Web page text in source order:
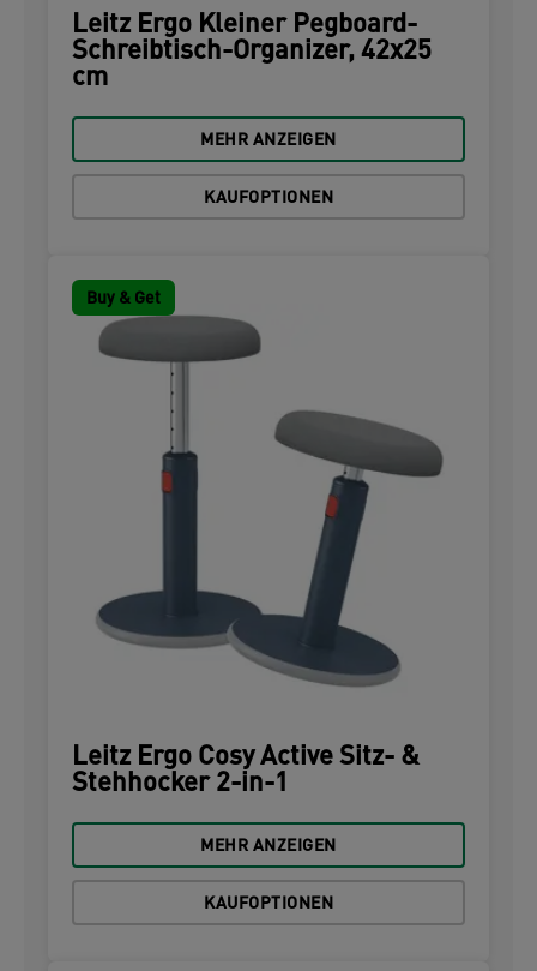
Leitz Ergo Kleiner Pegboard-
Schreibtisch-Organizer, 42x25
cm
MEHR ANZEIGEN
KAUFOPTIONEN
Buy & Get
Leitz Ergo Cosy Active Sitz- &
Stehhocker 2-in-1
MEHR ANZEIGEN
KAUFOPTIONEN